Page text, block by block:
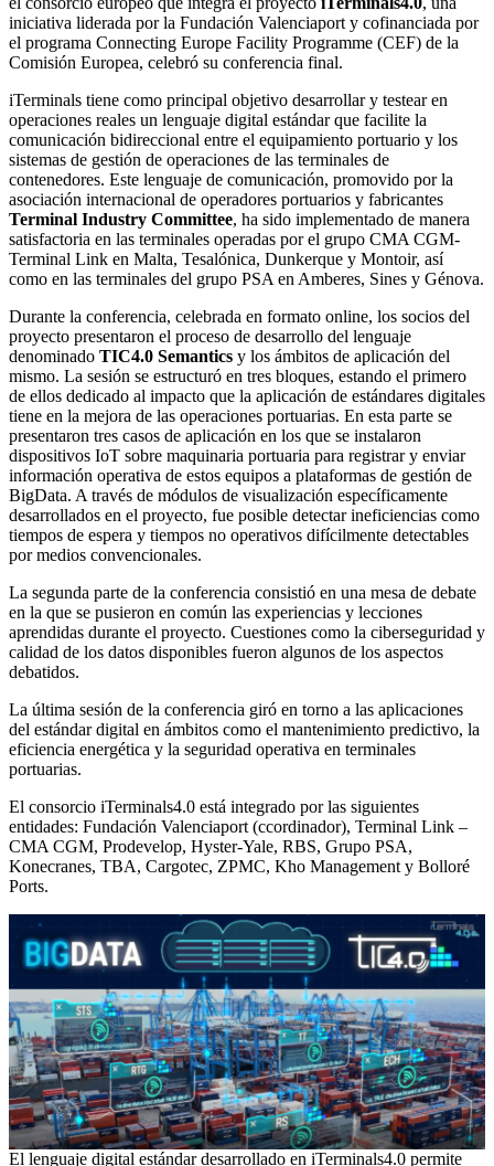
iniciativa liderada por la Fundación Valenciaport y cofinanciada por
el programa Connecting Europe Facility Programme (CEF) de la
Comisión Europea, celebró su conferencia final.
iTerminals tiene como principal objetivo desarrollar y testear en
operaciones reales un lenguaje digital estándar que facilite la
comunicación bidireccional entre el equipamiento portuario y los
sistemas de gestión de operaciones de las terminales de
contenedores. Este lenguaje de comunicación, promovido por la
asociación internacional de operadores portuarios y fabricantes
Terminal Industry Committee, ha sido implementado de manera
satisfactoria en las terminales operadas por el grupo CMA CGM-
Terminal Link en Malta, Tesalónica, Dunkerque y Montoir, así
como en las terminales del grupo PSA en Amberes, Sines y Génova.
Durante la conferencia, celebrada en formato online, los socios del
proyecto presentaron el proceso de desarrollo del lenguaje
denominado TIC4.0 Semantics y los ámbitos de aplicación del
mismo. La sesión se estructuró en tres bloques, estando el primero
de ellos dedicado al impacto que la aplicación de estándares digitales
tiene en la mejora de las operaciones portuarias. En esta parte se
presentaron tres casos de aplicación en los que se instalaron
dispositivos IoT sobre maquinaria portuaria para registrar y enviar
información operativa de estos equipos a plataformas de gestión de
BigData. A través de módulos de visualización específicamente
desarrollados en el proyecto, fue posible detectar ineficiencias como
tiempos de espera y tiempos no operativos difícilmente detectables
por medios convencionales.
La segunda parte de la conferencia consistió en una mesa de debate
en la que se pusieron en común las experiencias y lecciones
aprendidas durante el proyecto. Cuestiones como la ciberseguridad y
calidad de los datos disponibles fueron algunos de los aspectos
debatidos.
La última sesión de la conferencia giró en torno a las aplicaciones
del estándar digital en ámbitos como el mantenimiento predictivo, la
eficiencia energética y la seguridad operativa en terminales
portuarias.
El consorcio iTerminals4.0 está integrado por las siguientes
entidades: Fundación Valenciaport (ccordinador), Terminal Link –
CMA CGM, Prodevelop, Hyster-Yale, RBS, Grupo PSA,
Konecranes, TBA, Cargotec, ZPMC, Kho Management y Bolloré
Ports.
El lenguaje digital estándar desarrollado en iTerminals4.0 permite